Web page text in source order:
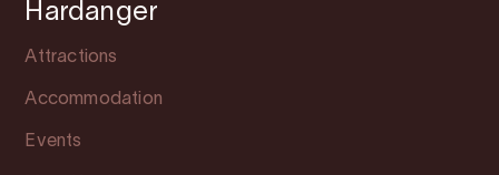
Hardanger
Attractions
Accommodation
Events